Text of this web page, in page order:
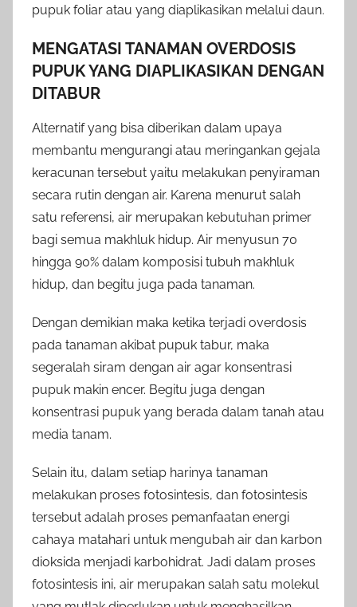
pupuk foliar atau yang diaplikasikan melalui daun.
MENGATASI TANAMAN OVERDOSIS
PUPUK YANG DIAPLIKASIKAN DENGAN
DITABUR
Alternatif yang bisa diberikan dalam upaya
membantu mengurangi atau meringankan gejala
keracunan tersebut yaitu melakukan penyiraman
secara rutin dengan air. Karena menurut salah
satu referensi, air merupakan kebutuhan primer
bagi semua makhluk hidup. Air menyusun 70
hingga 90% dalam komposisi tubuh makhluk
hidup, dan begitu juga pada tanaman.
Dengan demikian maka ketika terjadi overdosis
pada tanaman akibat pupuk tabur, maka
segeralah siram dengan air agar konsentrasi
pupuk makin encer. Begitu juga dengan
konsentrasi pupuk yang berada dalam tanah atau
media tanam.
Selain itu, dalam setiap harinya tanaman
melakukan proses fotosintesis, dan fotosintesis
tersebut adalah proses pemanfaatan energi
cahaya matahari untuk mengubah air dan karbon
dioksida menjadi karbohidrat. Jadi dalam proses
fotosintesis ini, air merupakan salah satu molekul